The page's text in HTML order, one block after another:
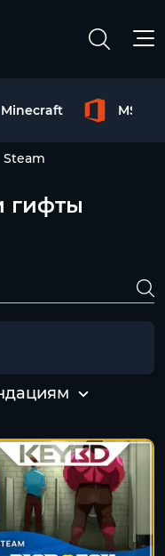
Minecraft MS
Steam
гифты